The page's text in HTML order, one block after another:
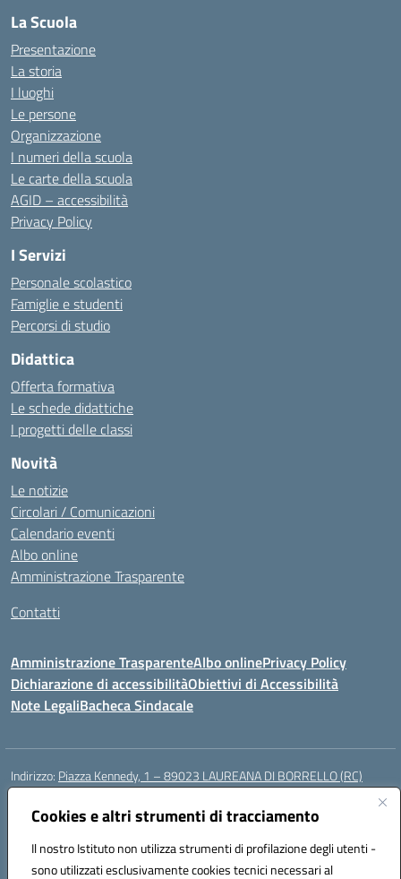
Cookies e altri strumenti di tracciamento
Il nostro Istituto non utilizza strumenti di profilazione degli utenti -
sono utilizzati esclusivamente cookies tecnici necessari al
La Scuola
Presentazione
La storia
I luoghi
Le persone
Organizzazione
I numeri della scuola
Le carte della scuola
AGID – accessibilità
Privacy Policy
I Servizi
Personale scolastico
Famiglie e studenti
Percorsi di studio
Didattica
Offerta formativa
Le schede didattiche
I progetti delle classi
Novità
Le notizie
Circolari / Comunicazioni
Calendario eventi
Albo online
Amministrazione Trasparente
Contatti
Amministrazione TrasparenteAlbo onlinePrivacy Policy
Dichiarazione di accessibilitàObiettivi di Accessibilità
Note LegaliBacheca Sindacale
Indirizzo: Piazza Kennedy, 1 – 89023 LAUREANA DI BORRELLO (RC)
Centralino:
Posta elettronica certificata (PEC):rcic84800t@pec.istruzione.it
Codice fiscale: 82000940807
Codice meccanografico:RCIC84800T